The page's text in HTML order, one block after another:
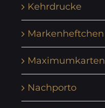
Kehrdrucke
Markenheftchen
Maximumkarten
Nachporto